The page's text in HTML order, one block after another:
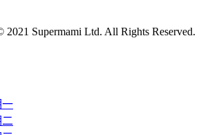
2021 Supermami Ltd. All Rights Reserved.
一